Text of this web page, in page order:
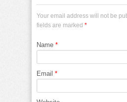
Your email address will not be
fields are marked *
Name *
Email *